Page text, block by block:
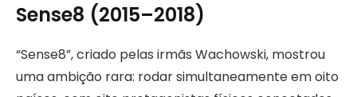
Sense8 (2015–2018)
“Sense8”, criado pelas irmãs Wachowski, mostrou
uma ambição rara: rodar simultaneamente em oito